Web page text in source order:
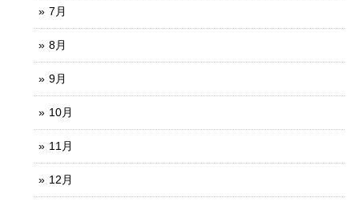
7月
8月
9月
10月
11月
12月